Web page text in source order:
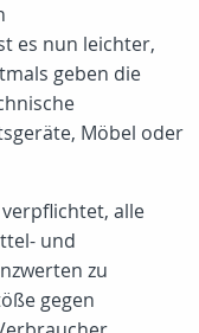
es nun leichter,
geben die
Möbel oder
alle
und
zu
gegen